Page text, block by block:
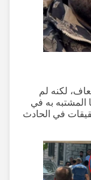
لكنه لم
به في
في الحادث